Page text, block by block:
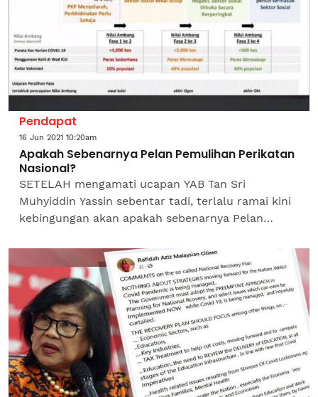
Pendapat
16 Jun 2021 10:20am
Apakah Sebenarnya Pelan Pemulihan Perikatan
Nasional?
SETELAH mengamati ucapan YAB Tan Sri
Muhyiddin Yassin sebentar tadi, terlalu ramai kini
kebingungan akan apakah sebenarnya Pelan
‘Pelan Pemulihan’...